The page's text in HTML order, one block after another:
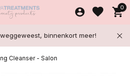
0
binnenkort meer!
Cleanser - Salon